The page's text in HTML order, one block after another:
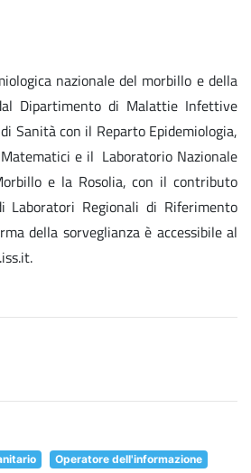
nazionale del morbillo e della
Dipartimento di Malattie Infettive
Sanità con il Reparto Epidemiologia,
e il Laboratorio Nazionale
e la Rosolia, con il contributo
Laboratori Regionali di Riferimento
della sorveglianza è accessibile al
Operatore dell'informazione